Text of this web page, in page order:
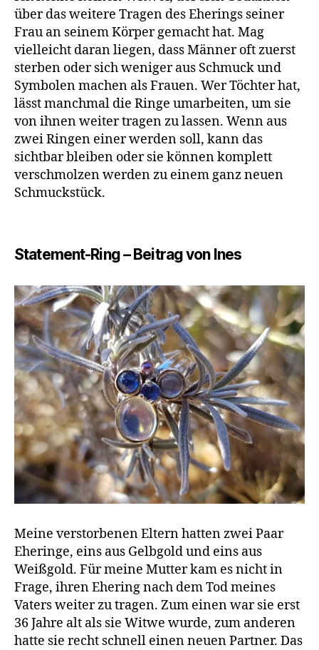
über das weitere Tragen des Eherings seiner
Frau an seinem Körper gemacht hat. Mag
vielleicht daran liegen, dass Männer oft zuerst
sterben oder sich weniger aus Schmuck und
Symbolen machen als Frauen. Wer Töchter hat,
lässt manchmal die Ringe umarbeiten, um sie
von ihnen weiter tragen zu lassen. Wenn aus
zwei Ringen einer werden soll, kann das
sichtbar bleiben oder sie können komplett
verschmolzen werden zu einem ganz neuen
Schmuckstück.
Statement-Ring – Beitrag von Ines
Meine verstorbenen Eltern hatten zwei Paar
Eheringe, eins aus Gelbgold und eins aus
Weißgold. Für meine Mutter kam es nicht in
Frage, ihren Ehering nach dem Tod meines
Vaters weiter zu tragen. Zum einen war sie erst
36 Jahre alt als sie Witwe wurde, zum anderen
hatte sie recht schnell einen neuen Partner. Das